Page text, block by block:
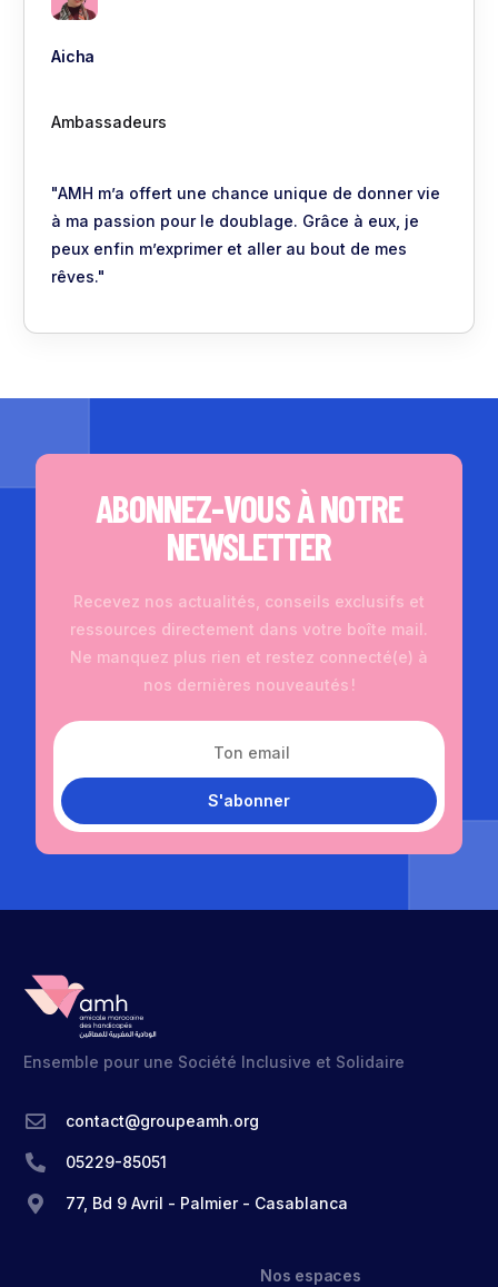
Aicha
Ambassadeurs
"AMH m’a offert une chance unique de donner vie
à ma passion pour le doublage. Grâce à eux, je
peux enfin m’exprimer et aller au bout de mes
rêves."
ABONNEZ-VOUS À NOTRE
NEWSLETTER
Recevez nos actualités, conseils exclusifs et
ressources directement dans votre boîte mail.
Ne manquez plus rien et restez connecté(e) à
nos dernières nouveautés !
S'abonner
Ensemble pour une Société Inclusive et Solidaire
contact@groupeamh.org
05229-85051
77, Bd 9 Avril - Palmier - Casablanca
Nos espaces